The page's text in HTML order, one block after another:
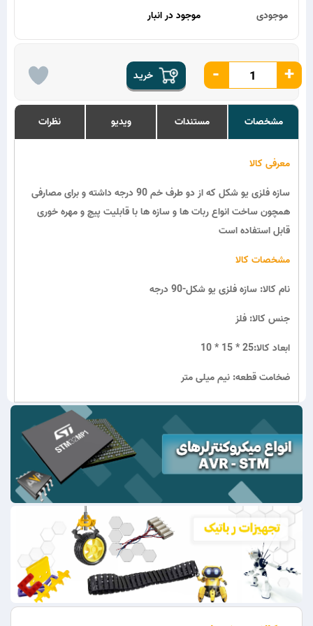
موجود در انبار موجودی
خریـد - +
مشخصات مستندات ویدیو نظرات
معرفی کالا
سازه فلزی یو شکل که از دو طرف خم 90 درجه داشته و برای مصارفی
همچون ساخت انواع ربات ها و سازه ها با قابلیت پیچ و مهره خوری
قابل استفاده است
مشخصات کالا
نام کالا: سازه فلزی یو شکل-90 درجه
جنس کالا: فلز
ابعاد کالا:25 * 15 * 10
ضخامت قطعه: نیم میلی متر